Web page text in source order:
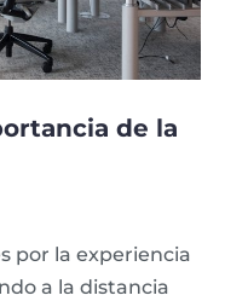
de la
por la experiencia
a la distancia